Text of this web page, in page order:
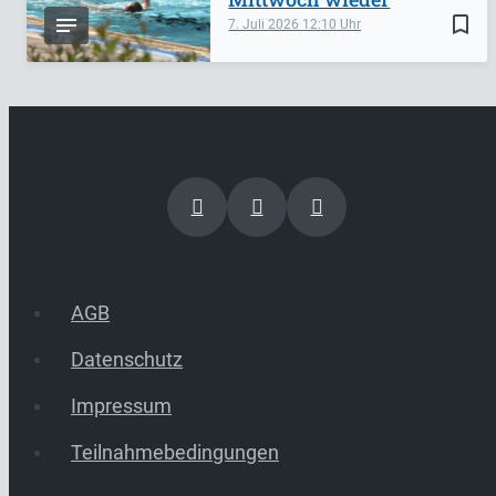
bookmark_border
7. Juli 2026 12:10
AGB
Datenschutz
Impressum
Teilnahmebedingungen